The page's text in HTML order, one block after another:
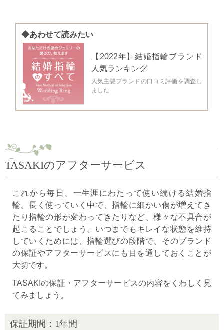
◆あわせて読みたい
【2022年】結婚指輪ブランド
人気ランキング
人気主要ブランドの口コミ評価を調査し
ました
TASAKIのアフターサービス
これから毎日、一生涯にわたって使い続ける結婚指
輪。長く使っていく中で、指輪に細かい傷が増えてき
たり指輪の形が変わってきたりなど、様々な不具合が
起こることでしょう。いつまでもキレイな状態を維持
していくためには、指輪選びの段階で、そのブランド
の保証やアフターサービスにも目を通しておくことが
大切です。
TASAKIの保証・アフターサービスの内容をくわしく見
てみましょう。
保証期間：1年間